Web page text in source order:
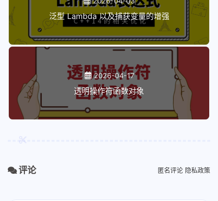
泛型 Lambda 以及捕获变量的增强
2026-04-17
透明操作符函数对象
评论 匿名评论 隐私政策